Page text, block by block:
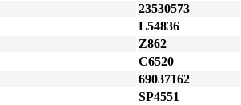
23530573
L54836
Z862
C6520
69037162
SP4551